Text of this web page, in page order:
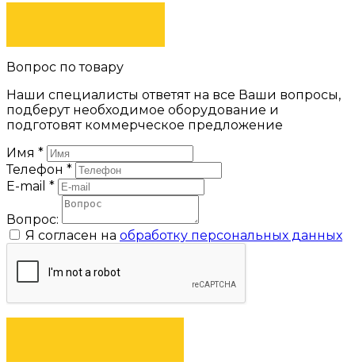
Вопрос по товару
Наши специалисты ответят на все Ваши вопросы,
подберут необходимое оборудование и
подготовят коммерческое предложение
Имя *
Телефон *
E-mail *
Вопрос:
Я согласен на обработку персональных данных